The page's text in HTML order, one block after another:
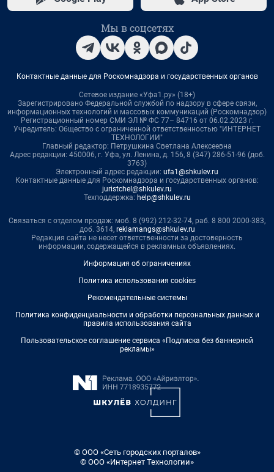
Мы в соцсетях
Контактные данные для Роскомнадзора и государственных органов
Сетевое издание «Уфа1.ру» (18+)
Зарегистрировано Федеральной службой по надзору в сфере связи,
информационных технологий и массовых коммуникаций (Роскомнадзор)
Регистрационный номер СМИ ЭЛ № ФС 77– 84716 от 06.02.2023 г.
Учредитель: Общество с ограниченной ответственностью "ИНТЕРНЕТ
ТЕХНОЛОГИИ"
Главный редактор: Петрушкина Светлана Алексеевна
Адрес редакции: 450006, г. Уфа, ул. Ленина, д. 156, 8 (347) 286-51-96 (доб.
3763)
Электронный адрес редакции: ufa1@shkulev.ru
Контактные данные для Роскомнадзора и государственных органов:
juristchel@shkulev.ru
Техподдержка: help@shkulev.ru
Связаться с отделом продаж: моб. 8 (992) 212-32-74, раб. 8 800 2000-383,
доб. 3614, reklamangs@shkulev.ru
Редакция сайта не несет ответственности за достоверность
информации, содержащейся в рекламных объявлениях.
Информация об ограничениях
Политика использования cookies
Рекомендательные системы
Политика конфиденциальности и обработки персональных данных и
правила использования сайта
Пользовательское соглашение сервиса «Подписка без баннерной
рекламы»
© ООО «Сеть городских порталов»
© ООО «Интернет Технологии»